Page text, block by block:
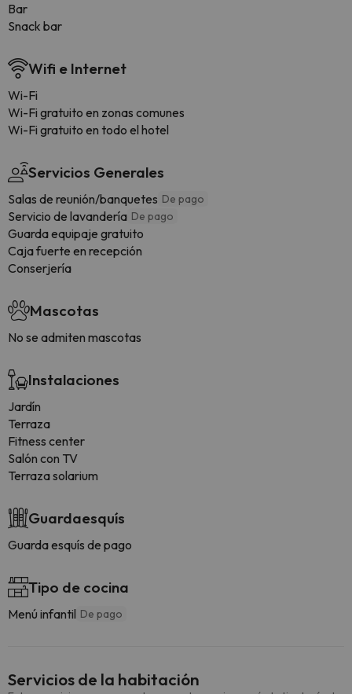
Bar
Snack bar
Wifi e Internet
Wi-Fi
Wi-Fi gratuito en zonas comunes
Wi-Fi gratuito en todo el hotel
Servicios Generales
Salas de reunión/banquetes De pago
Servicio de lavandería De pago
Guarda equipaje gratuito
Caja fuerte en recepción
Conserjería
Mascotas
No se admiten mascotas
Instalaciones
Jardín
Terraza
Fitness center
Salón con TV
Terraza solarium
Guardaesquís
Guarda esquís de pago
Tipo de cocina
Menú infantil De pago
Servicios de la habitación